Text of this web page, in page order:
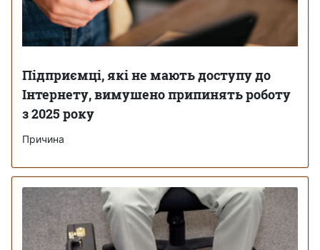
Підприємці, які не мають доступу до
Інтернету, вимушено припинять роботу
з 2025 року
Причина